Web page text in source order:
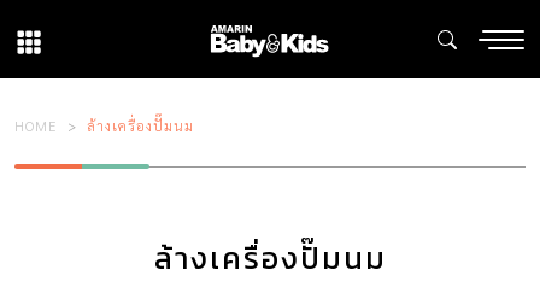
HOME ล้างเครื่องปั๊มนม
ล้างเครื่องปั๊มนม